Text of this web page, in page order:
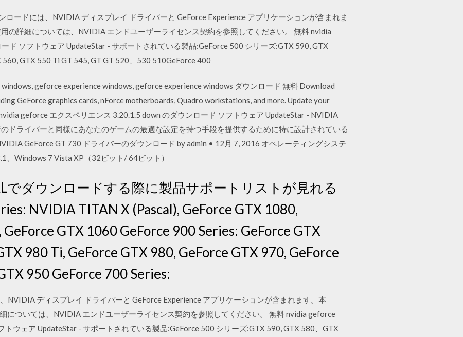
ードには、NVIDIA ディスプレイ ドライバーと GeForce Experience アプリケーションが含まれま
の詳細については、NVIDIA エンドユーザーライセンス契約を参照してください。 無料 nvidia
ド ソフトウェア UpdateStar - サポートされている製品:GeForce 500 シリーズ:GTX 590, GTX
GTX 550 Ti GT 545, GT GT 520、530 510GeForce 400
geforce experience windows, geforce experience windows ダウンロード 無料 Download
GeForce graphics cards, nForce motherboards, Quadro workstations, and more. Update your
geforce エクスペリエンス 3.20.1.5 down のダウンロード ソフトウェア UpdateStar - NVIDIA
ドライバーと同様にあなたのゲームの最適な設定を持つ手段を提供するために特に設計されている
GeForce GT 730 ドライバーのダウンロード by admin • 12月 7, 2016 オペレーティングシステ
、Windows 7 Vista XP（32ビット/ 64ビット）
でダウンロードする際に製品サポートリストが見れる
NVIDIA TITAN X (Pascal), GeForce GTX 1080,
GTX 1060 GeForce 900 Series: GeForce GTX
980 Ti, GeForce GTX 980, GeForce GTX 970, GeForce
950 GeForce 700 Series:
NVIDIA ディスプレイ ドライバーと GeForce Experience アプリケーションが含まれます。本
については、NVIDIA エンドユーザーライセンス契約を参照してください。 無料 nvidia geforce
ウェア UpdateStar - サポートされている製品:GeForce 500 シリーズ:GTX 590, GTX 580、GTX